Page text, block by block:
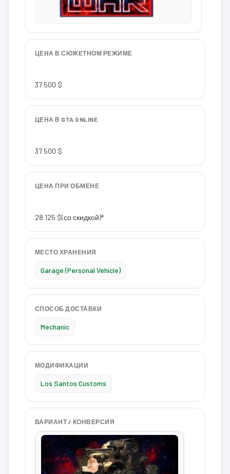
ЦЕНА В СЮЖЕТНОМ РЕЖИМЕ
37 500 $
ЦЕНА В GTA ONLINE
37 500 $
ЦЕНА ПРИ ОБМЕНЕ
28 125 $(со скидкой)*
МЕСТО ХРАНЕНИЯ
Garage (Personal Vehicle)
СПОСОБ ДОСТАВКИ
Mechanic
МОДИФИКАЦИИ
Los Santos Customs
ВАРИАНТ / КОНВЕРСИЯ